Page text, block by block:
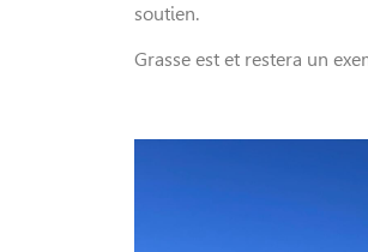
soutien.
Grasse est et restera un